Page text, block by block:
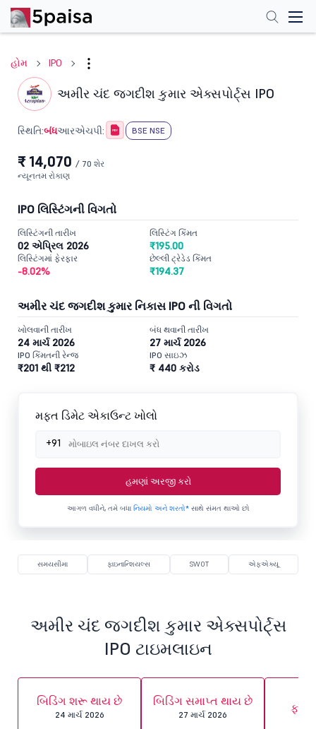
હોમ IPO
અમીર ચંદ જગદીશ કુમાર એક્સપોર્ટ્સ IPO
સ્થિતિ:બંધઆરએચપી: BSE NSE
₹ 14,070 / 70 શેર
ન્યૂનતમ રોકાણ
IPO લિસ્ટિંગની વિગતો
લિસ્ટિંગની તારીખ
02 એપ્રિલ 2026
લિસ્ટિંગ કિંમત
₹195.00
લિસ્ટિંગમાં ફેરફાર
-8.02%
છેલ્લી ટ્રેડેડ કિંમત
₹194.37
અમીર ચંદ જગદીશ કુમાર નિકાસ IPO ની વિગતો
ખોલવાની તારીખ
24 માર્ચ 2026
બંધ થવાની તારીખ
27 માર્ચ 2026
IPO કિંમતની રેન્જ
₹201 થી ₹212
IPO સાઇઝ
₹ 440 કરોડ
મફત ડિમેટ એકાઉન્ટ ખોલો
+91
હમણાં અરજી કરો
આગળ વધીને, તમે બધા નિયમો અને શરતો*સાથે સંમત થાઓ છો
સમયસીમા ફાઇનાન્શિયલ્સ SWOT એફએક્યૂ
અમીર ચંદ જગદીશ કુમાર એક્સપોર્ટ્સ
IPO ટાઇમલાઇન
બિડિંગ શરૂ થાય છે
24 માર્ચ 2026
બિડિંગ સમાપ્ત થાય છે
27 માર્ચ 2026